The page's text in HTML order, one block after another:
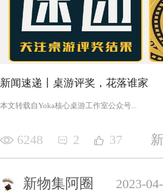
新闻速递丨桌游评奖，花落谁家
‍‍‍‍‍‍‍‍‍‍‍‍‍‍‍‍‍‍‍‍本文转载自Yoka核心桌游工作室公众号‍‍‍...
6248 2 37
新物集阿圈 2023-